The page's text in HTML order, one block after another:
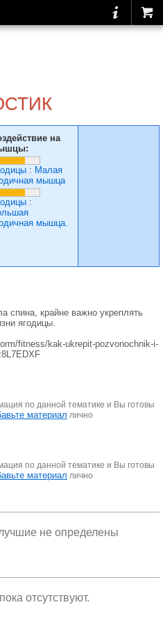
на
: Малая
мышца
:
мышца.
спина, крайне важно укреплять
ягодицы.
fitness/kak-ukrepit-pozvonochnik-i-
по данной тематике и Вы готовы
материал лично
по данной тематике и Вы готовы
материал лично
не определены
отсутствуют.